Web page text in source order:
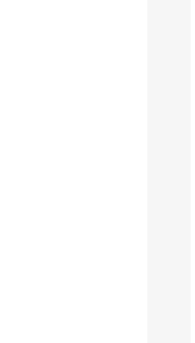
бойцам
грузы